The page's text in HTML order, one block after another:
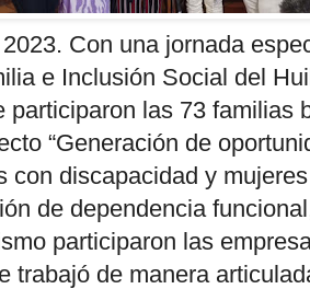
Con una jornada
e Inclusión Social del
las 73 familias
“Generación de
con discapacidad y
de dependencia
participaron las
trabajó de manera